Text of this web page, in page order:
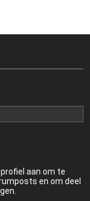
aan om te
en om deel